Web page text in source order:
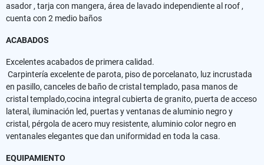
asador , tarja con mangera, área de lavado independiente al roof ,
cuenta con 2 medio baños
ACABADOS
Excelentes acabados de primera calidad.
Carpintería excelente de parota, piso de porcelanato, luz incrustada
en pasillo, canceles de baño de cristal templado, pasa manos de
cristal templado,cocina integral cubierta de granito, puerta de acceso
lateral, iluminación led, puertas y ventanas de aluminio negro y
cristal, pérgola de acero muy resistente, aluminio color negro en
ventanales elegantes que dan uniformidad en toda la casa.
EQUIPAMIENTO